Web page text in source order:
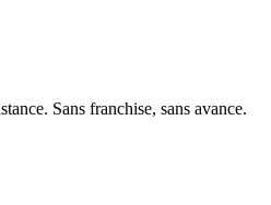
Sans franchise, sans avance.